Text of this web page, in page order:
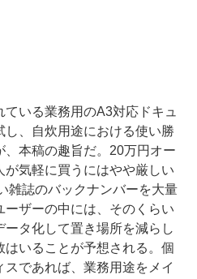
いる業務用のA3対応ドキュ
し、自炊用途における使い勝
本稿の趣旨だ。20万円オー
気軽に買うにはやや厳しい
雑誌のバックナンバーを大量
ザーの中には、そのくらい
タ化して置き場所を減らし
いることが予想される。個
スであれば、業務用途をメイ